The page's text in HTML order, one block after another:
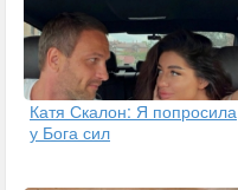
Катя Скалон: Я попросила
у Бога сил